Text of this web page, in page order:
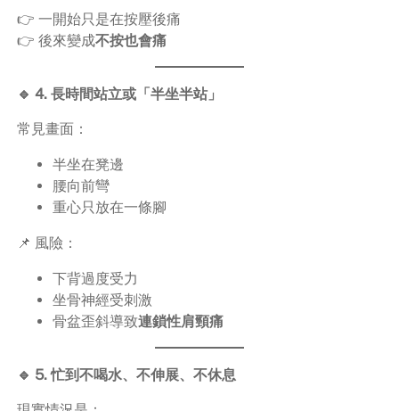
👉 一開始只是在按壓後痛
👉 後來變成不按也會痛
🔹 4. 長時間站立或「半坐半站」
常見畫面：
半坐在凳邊
腰向前彎
重心只放在一條腳
📌 風險：
下背過度受力
坐骨神經受刺激
骨盆歪斜導致連鎖性肩頸痛
🔹 5. 忙到不喝水、不伸展、不休息